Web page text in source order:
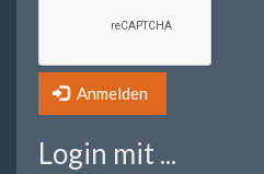
Anmelden
Login mit ...